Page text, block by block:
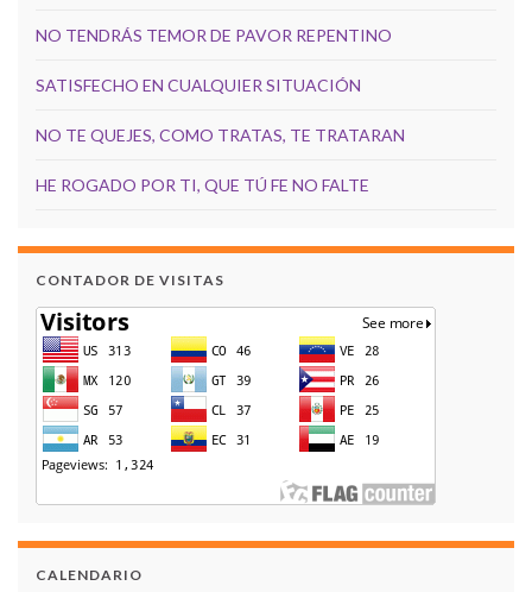
NO TENDRÁS TEMOR DE PAVOR REPENTINO
SATISFECHO EN CUALQUIER SITUACIÓN
NO TE QUEJES, COMO TRATAS, TE TRATARAN
HE ROGADO POR TI, QUE TÚ FE NO FALTE
CONTADOR DE VISITAS
CALENDARIO